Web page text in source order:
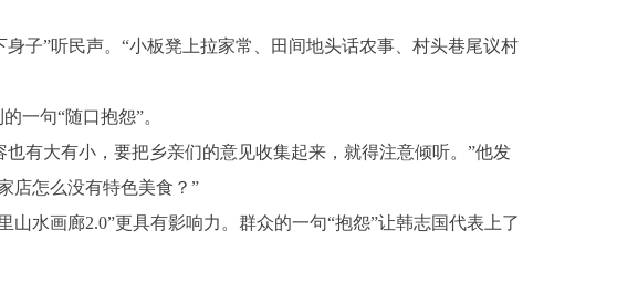
子”听民声。“小板凳上拉家常、田间地头话农事、村头巷尾议村
一句“随口抱怨”。
有大有小，要把乡亲们的意见收集起来，就得注意倾听。”他发
店怎么没有特色美食？”
水画廊2.0”更具有影响力。群众的一句“抱怨”让韩志国代表上了